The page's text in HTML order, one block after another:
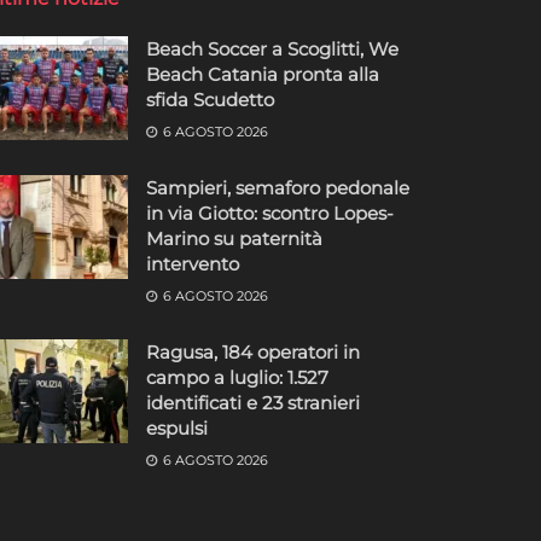
Beach Soccer a Scoglitti, We
Beach Catania pronta alla
sfida Scudetto
6 AGOSTO 2026
Sampieri, semaforo pedonale
in via Giotto: scontro Lopes-
Marino su paternità
intervento
6 AGOSTO 2026
Ragusa, 184 operatori in
campo a luglio: 1.527
identificati e 23 stranieri
espulsi
6 AGOSTO 2026